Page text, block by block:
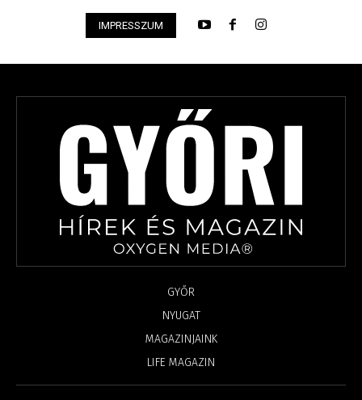
IMPRESSZUM
GYŐR
NYUGAT
MAGAZINJAINK
LIFE MAGAZIN